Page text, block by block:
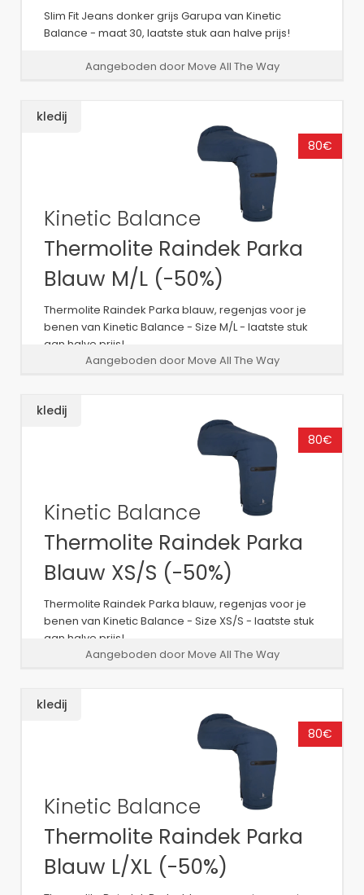
Slim Fit Jeans donker grijs Garupa van Kinetic
Balance - maat 30, laatste stuk aan halve prijs!
Aangeboden door Move All The Way
kledij
80€
Kinetic Balance
Thermolite Raindek Parka
Blauw M/L (-50%)
Thermolite Raindek Parka blauw, regenjas voor je
benen van Kinetic Balance - Size M/L - laatste stuk
aan halve prijs!
Aangeboden door Move All The Way
kledij
80€
Kinetic Balance
Thermolite Raindek Parka
Blauw XS/S (-50%)
Thermolite Raindek Parka blauw, regenjas voor je
benen van Kinetic Balance - Size XS/S - laatste stuk
aan halve prijs!
Aangeboden door Move All The Way
kledij
80€
Kinetic Balance
Thermolite Raindek Parka
Blauw L/XL (-50%)